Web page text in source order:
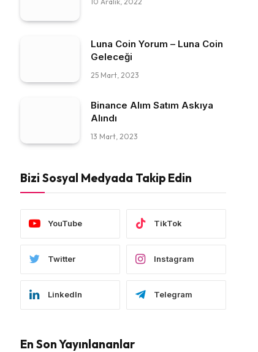
Luna Coin Yorum – Luna Coin
Geleceği
25 Mart, 2023
Binance Alım Satım Askıya
Alındı
13 Mart, 2023
Bizi Sosyal Medyada Takip Edin
YouTube TikTok
Twitter Instagram
LinkedIn Telegram
En Son Yayınlananlar